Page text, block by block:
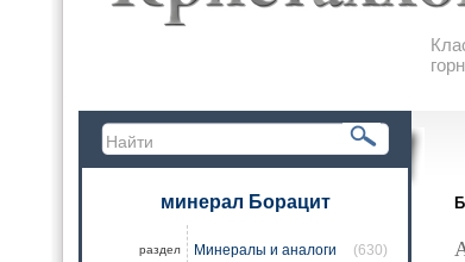
минерал Борацит
раздел Минералы и аналоги (630)